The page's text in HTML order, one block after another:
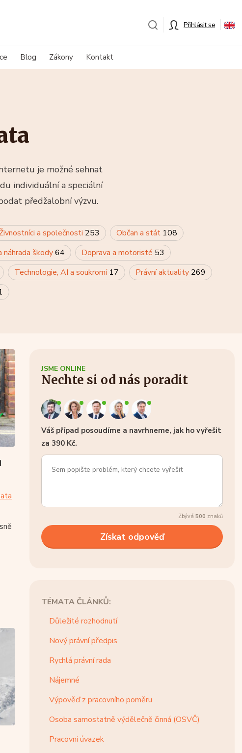
Přihlásit se
Blog Zákony Kontakt
je možné sehnat
individuální a speciální
předžalobní výzvu.
a společnosti 253 Občan a stát 108
náhrada škody64 Doprava a motoristé 53
Technologie, AI a soukromí 17 Právní aktuality 269
JSME ONLINE
Nechte si od nás poradit
Váš případ posoudíme a navrhneme, jak ho vyřešit
za 390 Kč.
Zbývá 500 znaků
TÉMATA ČLÁNKŮ:
Důležité rozhodnutí
Nový právní předpis
Rychlá právní rada
Nájemné
Výpověď z pracovního poměru
Osoba samostatně výdělečně činná (OSVČ)
Pracovní úvazek